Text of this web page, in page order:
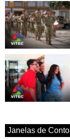
Janelas de Conto